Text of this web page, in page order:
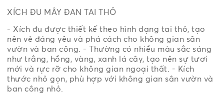
XÍCH ĐU MÂY ĐAN TAI THỎ
- Xích đu được thiết kế theo hình dạng tai thỏ, tạo
nên vẻ đáng yêu và phá cách cho không gian sân
vườn và ban công. - Thường có nhiều màu sắc sáng
như trắng, hồng, vàng, xanh lá cây, tạo nên sự tươi
mới và rực rỡ cho không gian ngoại thất. - Kích
thước nhỏ gọn, phù hợp với không gian sân vườn và
ban công nhỏ.